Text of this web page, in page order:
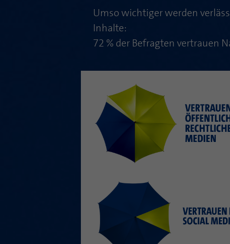
Umso wichtiger werden
Inhalte:
72 % der Befragten vertrauen